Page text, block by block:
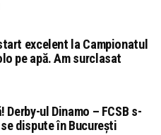
excelent la Campionatul
pe apă. Am surclasat
ul Dinamo – FCSB s-
dispute în București